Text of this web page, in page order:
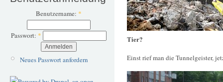
Benutzername: *
Passwort: *
Neues Passwort anfordern
Tier?
Einst rief man die Tunnelgeister,